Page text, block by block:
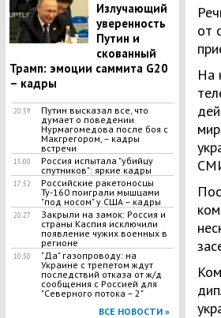
Излучающий
уверенность
Путин и
скованный
Трамп: эмоции саммита G20
– кадры
20:59
Путин высказал все, что
думает о поведении
Нурмагомедова после боя с
Макгрегором, – кадры
встречи
15:00
Россия испытала "убийцу
спутников": яркие кадры
17:52
Российские ракетоносцы
Ту-160 поиграли мышцами
"под носом" у США – кадры
20:27
Закрыли на замок: Россия и
страны Каспия исключили
появление чужих военных в
регионе
10:50
"Да" газопроводу: на
Украине с трепетом ждут
последствий отказа от ж/д
сообщения с Россией для
"Северного потока – 2"
ВСЕ НОВОСТИ »
от
На